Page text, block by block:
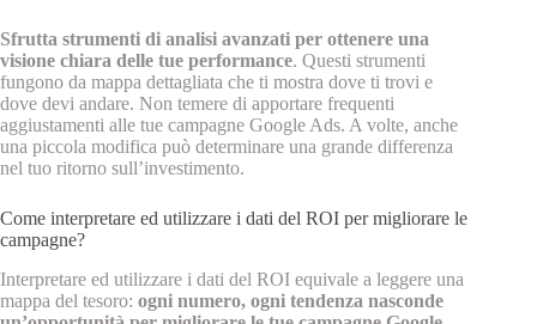
Sfrutta strumenti di analisi avanzati per ottenere una
visione chiara delle tue performance. Questi strumenti
fungono da mappa dettagliata che ti mostra dove ti trovi e
dove devi andare. Non temere di apportare frequenti
aggiustamenti alle tue campagne Google Ads. A volte, anche
una piccola modifica può determinare una grande differenza
nel tuo ritorno sull’investimento.
Come interpretare ed utilizzare i dati del ROI per migliorare le
campagne?
Interpretare ed utilizzare i dati del ROI equivale a leggere una
mappa del tesoro: ogni numero, ogni tendenza nasconde